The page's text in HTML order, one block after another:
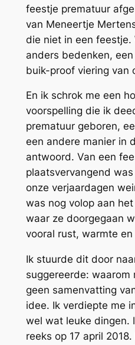
feestje prematuur
van Meneertje
die niet in een feestje.
anders bedenken,
buik-proof viering van
En ik schrok me een
voorspelling die ik
prematuur geboren,
een andere manier in
antwoord. Van een
plaatsvervangend
onze verjaardagen
was nog volop aan
waar ze doorgegaan
vooral rust, warmte
Ik stuurde dit door
suggereerde: waarom
geen samenvatting
idee. Ik verdiepte me
wel wat leuke dingen.
reeks op 17 april